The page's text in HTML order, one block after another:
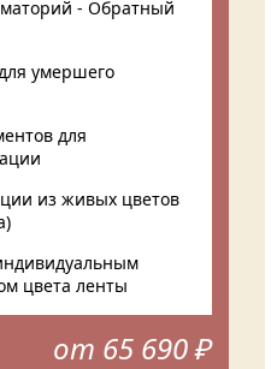
- Обратный
умершего
для
из живых цветов
цвета ленты
от 65 690 ₽